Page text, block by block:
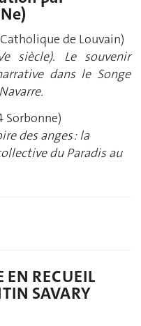
de Louvain)
siècle). Le souvenir
dans le Songe
Sorbonne)
des anges : la
du Paradis au
RECUEIL
SAVARY